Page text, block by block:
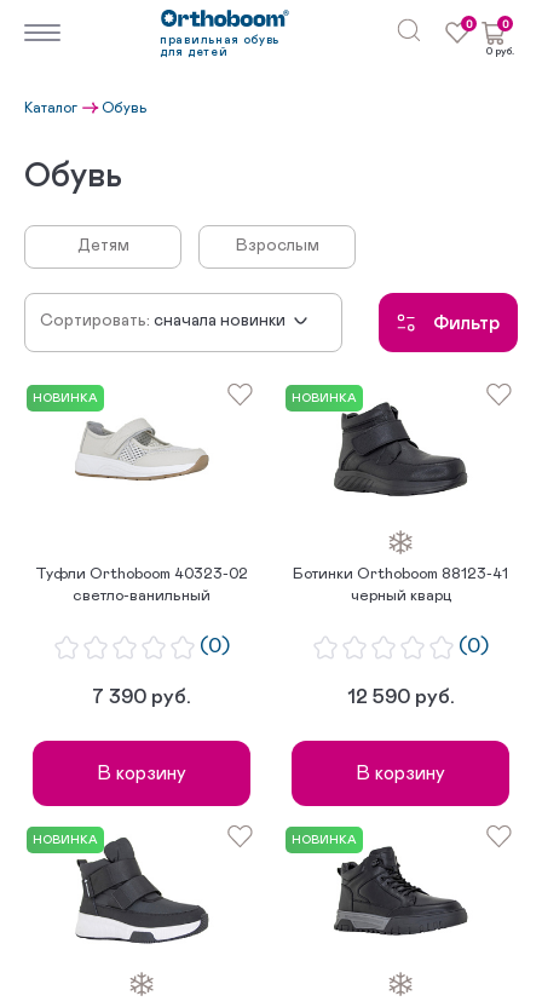
правильная обувь
для детей
0 0
0 руб.
Каталог Обувь
Обувь
Детям Взрослым
Сортировать: сначала новинки
по возрастанию цены
по популярности
Фильтр
НОВИНКА
Туфли Orthoboom 40323-02
светло-ванильный
(0)
7 390 руб.
В корзину
НОВИНКА
Ботинки Orthoboom 88123-41
черный кварц
(0)
12 590 руб.
В корзину
НОВИНКА НОВИНКА